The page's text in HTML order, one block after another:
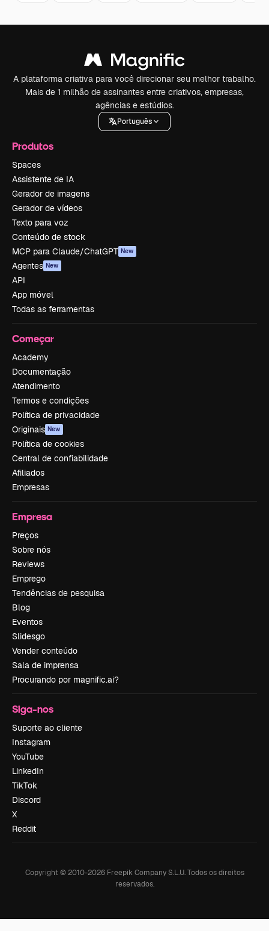
A plataforma criativa para você direcionar seu melhor trabalho.
Mais de 1 milhão de assinantes entre criativos, empresas,
agências e estúdios.
Português
Produtos
Spaces
Assistente de IA
Gerador de imagens
Gerador de vídeos
Texto para voz
Conteúdo de stock
MCP para Claude/ChatGPT New
Agentes New
API
App móvel
Todas as ferramentas
Começar
Academy
Documentação
Atendimento
Termos e condições
Política de privacidade
Originais New
Política de cookies
Central de confiabilidade
Afiliados
Empresas
Empresa
Preços
Sobre nós
Reviews
Emprego
Tendências de pesquisa
Blog
Eventos
Slidesgo
Vender conteúdo
Sala de imprensa
Procurando por magnific.ai?
Siga-nos
Suporte ao cliente
Instagram
YouTube
LinkedIn
TikTok
Discord
X
Reddit
Copyright © 2010-2026Freepik Company S.L.U. Todos os direitos
reservados.